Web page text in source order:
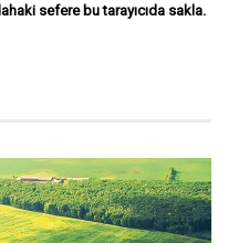
sefere bu tarayıcıda sakla.